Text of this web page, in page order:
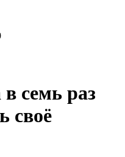
семь раз
своё